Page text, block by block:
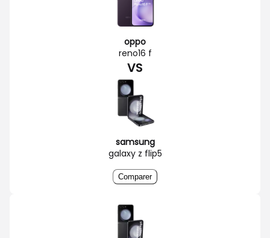
oppo
reno16 f
VS
samsung
galaxy z flip5
Comparer